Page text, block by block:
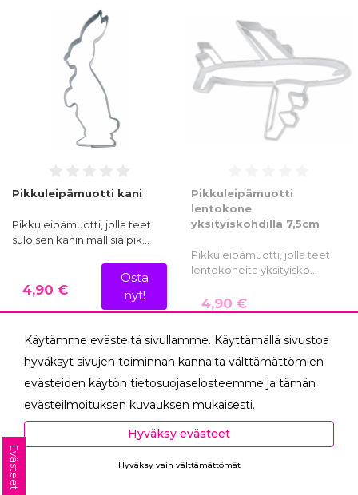
Pikkuleipämuotti kani
Pikkuleipämuotti, jolla teet
suloisen kanin mallisia pik…
4,90 €
Osta
nyt!
Pikkuleipämuotti
lentokone
yksityiskohdilla 7,5cm
Pikkuleipämuotti, jolla teet
lentokoneita yksityisko…
4,90 €
Käytämme evästeitä sivullamme. Käyttämällä sivustoa
hyväksyt sivujen toiminnan kannalta välttämättömien
evästeiden käytön tietosuojaselosteemme ja tämän
evästeilmoituksen kuvauksen mukaisesti.
Hyväksyessäsi analytiikka- ja markkinointievästeet
autat meitä mittaamaan ja analysoimaan
verkkosivumme toimintaa ja käyttöä (Analytiikka ja
Hyväksy evästeet
Hyväksy vain välttämättömät
Evästeet